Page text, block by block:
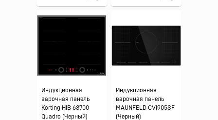
Индукционная
варочная панель
Korting HIB 68700
Quadro (Черный)
Индукционная
варочная панель
MAUNFELD CVI905SF
(Черный)